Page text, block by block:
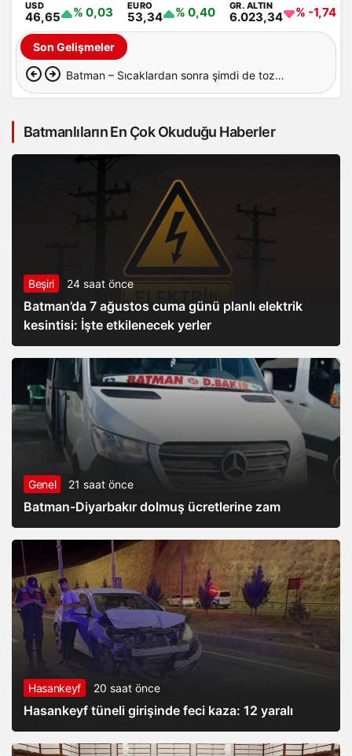
USD
46,65 % 0,03 EURO
53,34 % 0,40 GR. ALTIN
6.023,34 % -1,74
Son Gelişmeler
Batman – Sıcaklardan sonra şimdi de toz
Batmanlıların En Çok Okuduğu Haberler
Beşiri 24 saat önce
Batman’da 7 ağustos cuma günü planlı elektrik
kesintisi: İşte etkilenecek yerler
Genel 21 saat önce
Batman-Diyarbakır dolmuş ücretlerine zam
Hasankeyf 20 saat önce
Hasankeyf tüneli girişinde feci kaza: 12 yaralı